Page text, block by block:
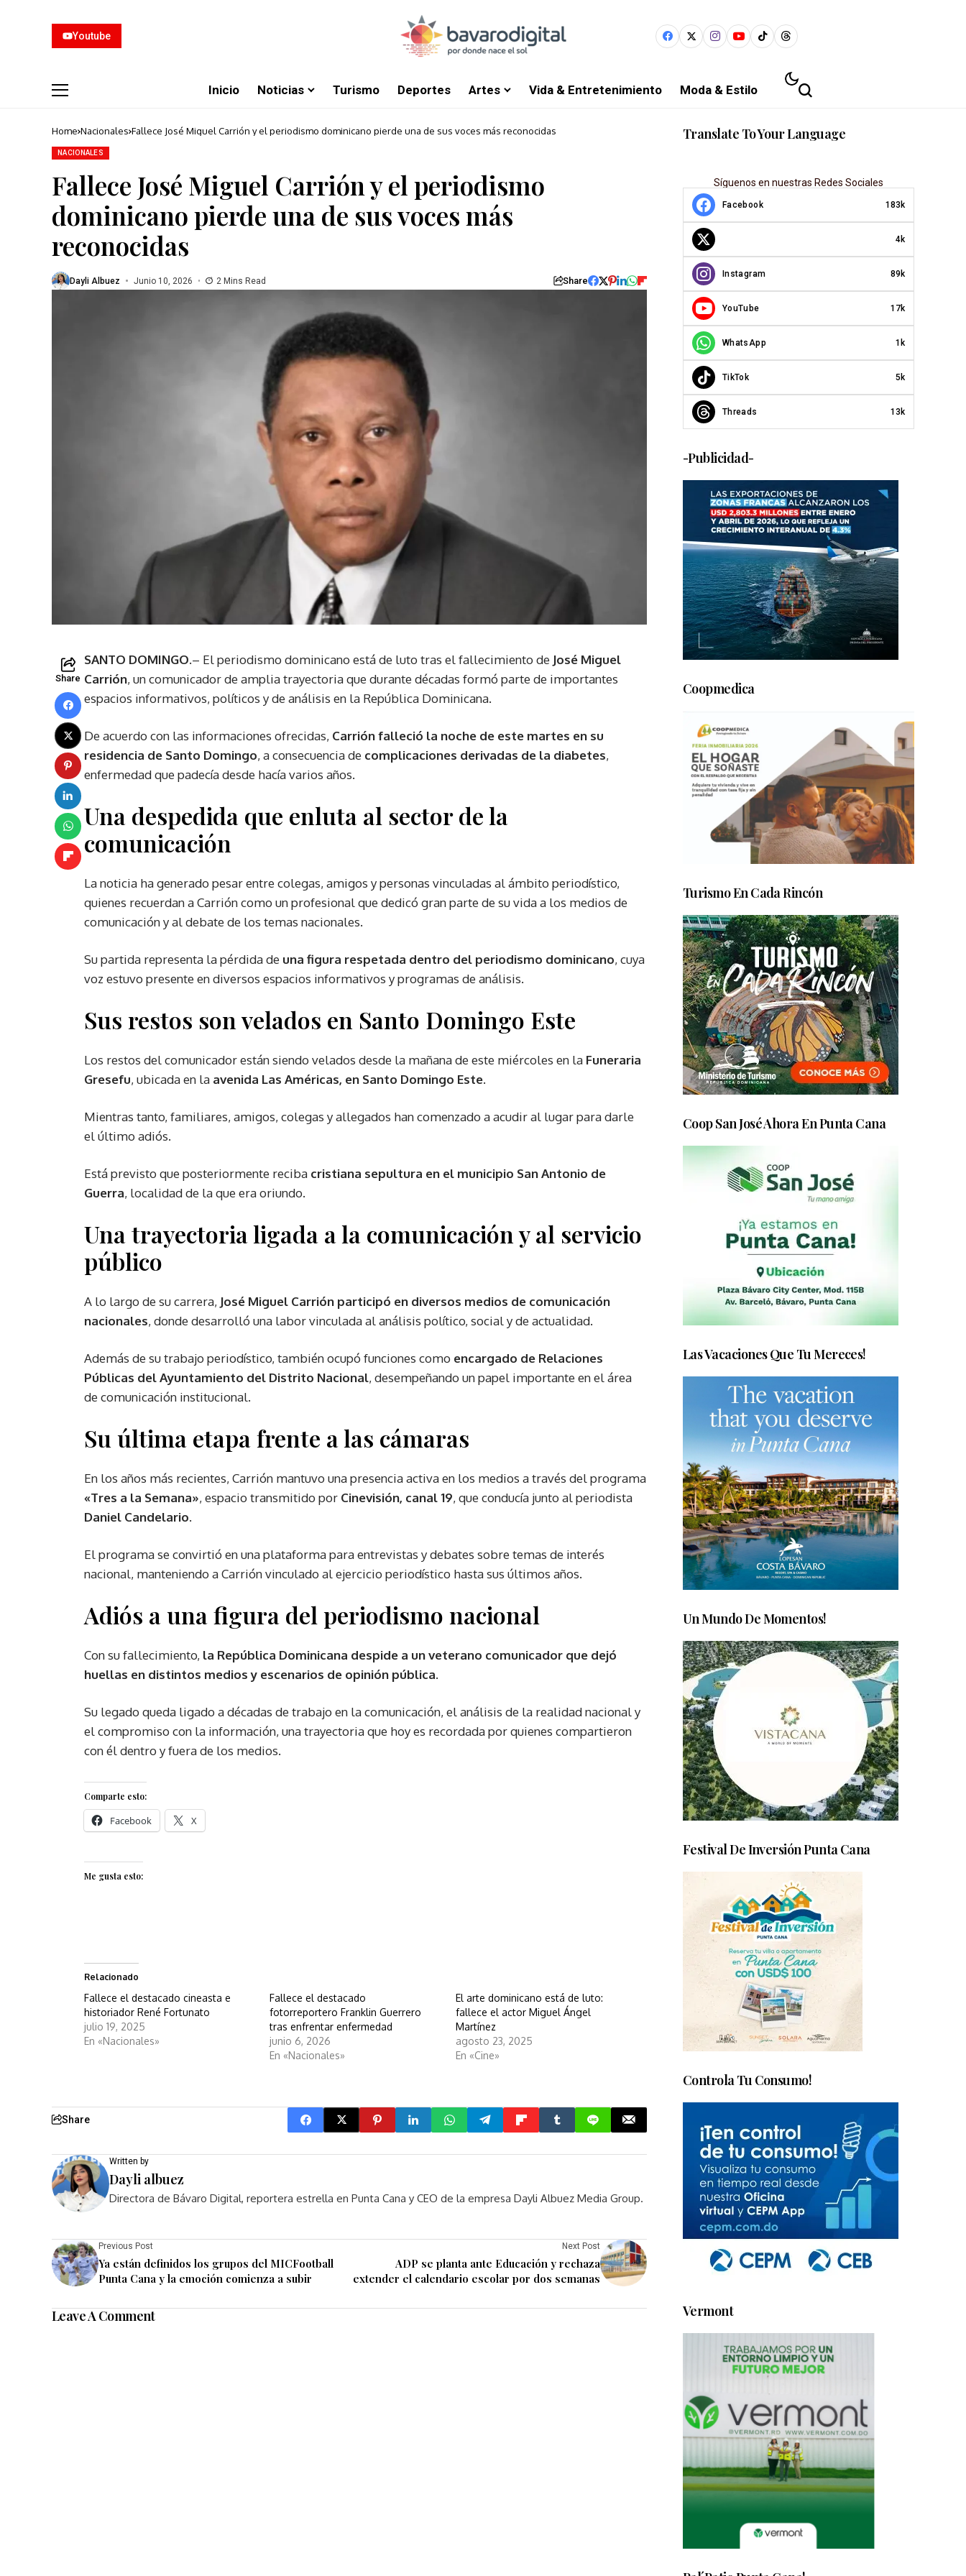
Youtube
Inicio Noticias Turismo Deportes Artes Vida & Entretenimiento Moda & Estilo
Home Nacionales Fallece José Miguel Carrión y el periodismo dominicano pierde una de sus voces más reconocidas
NACIONALES
Fallece José Miguel Carrión y el periodismo
dominicano pierde una de sus voces más
reconocidas
Dayli Albuez Junio 10, 2026 2 Mins Read Share
Share
SANTO DOMINGO.– El periodismo dominicano está de luto tras el fallecimiento de José Miguel
Carrión, un comunicador de amplia trayectoria que durante décadas formó parte de importantes
espacios informativos, políticos y de análisis en la República Dominicana.
De acuerdo con las informaciones ofrecidas, Carrión falleció la noche de este martes en su
residencia de Santo Domingo, a consecuencia de complicaciones derivadas de la diabetes,
enfermedad que padecía desde hacía varios años.
Una despedida que enluta al sector de la
comunicación
La noticia ha generado pesar entre colegas, amigos y personas vinculadas al ámbito periodístico,
quienes recuerdan a Carrión como un profesional que dedicó gran parte de su vida a los medios de
comunicación y al debate de los temas nacionales.
Su partida representa la pérdida de una figura respetada dentro del periodismo dominicano, cuya
voz estuvo presente en diversos espacios informativos y programas de análisis.
Sus restos son velados en Santo Domingo Este
Los restos del comunicador están siendo velados desde la mañana de este miércoles en la Funeraria
Gresefu, ubicada en la avenida Las Américas, en Santo Domingo Este.
Mientras tanto, familiares, amigos, colegas y allegados han comenzado a acudir al lugar para darle
el último adiós.
Está previsto que posteriormente reciba cristiana sepultura en el municipio San Antonio de
Guerra, localidad de la que era oriundo.
Una trayectoria ligada a la comunicación y al servicio
público
A lo largo de su carrera, José Miguel Carrión participó en diversos medios de comunicación
nacionales, donde desarrolló una labor vinculada al análisis político, social y de actualidad.
Además de su trabajo periodístico, también ocupó funciones como encargado de Relaciones
Públicas del Ayuntamiento del Distrito Nacional, desempeñando un papel importante en el área
de comunicación institucional.
Su última etapa frente a las cámaras
En los años más recientes, Carrión mantuvo una presencia activa en los medios a través del programa
«Tres a la Semana», espacio transmitido por Cinevisión, canal 19, que conducía junto al periodista
Daniel Candelario.
El programa se convirtió en una plataforma para entrevistas y debates sobre temas de interés
nacional, manteniendo a Carrión vinculado al ejercicio periodístico hasta sus últimos años.
Adiós a una figura del periodismo nacional
Con su fallecimiento, la República Dominicana despide a un veterano comunicador que dejó
huellas en distintos medios y escenarios de opinión pública.
Su legado queda ligado a décadas de trabajo en la comunicación, el análisis de la realidad nacional y
el compromiso con la información, una trayectoria que hoy es recordada por quienes compartieron
con él dentro y fuera de los medios.
Comparte esto:
Facebook X
Me gusta esto:
Relacionado
Fallece el destacado cineasta e
historiador René Fortunato
julio 19, 2025
En «Nacionales»
Fallece el destacado
fotorreportero Franklin Guerrero
tras enfrentar enfermedad
junio 6, 2026
En «Nacionales»
El arte dominicano está de luto:
fallece el actor Miguel Ángel
Martínez
agosto 23, 2025
En «Cine»
Share
Written by
Dayli albuez
Directora de Bávaro Digital, reportera estrella en Punta Cana y CEO de la empresa Dayli Albuez Media Group.
Previous Post
Ya están definidos los grupos del MICFootball
Punta Cana y la emoción comienza a subir
Next Post
ADP se planta ante Educación y rechaza
extender el calendario escolar por dos semanas
Leave A Comment
Translate To Your Language
Síguenos en nuestras Redes Sociales
Facebook 183k
4k
Instagram 89k
YouTube 17k
WhatsApp 1k
TikTok 5k
Threads 13k
-Publicidad-
Coopmedica
Turismo En Cada Rincón
Coop San José Ahora En Punta Cana
Las Vacaciones Que Tu Mereces!
Un Mundo De Momentos!
Festival De Inversión Punta Cana
Controla Tu Consumo!
Vermont